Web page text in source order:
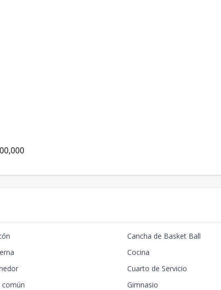
Cancha de Basket Ball
Cocina
Cuarto de Servicio
común Gimnasio